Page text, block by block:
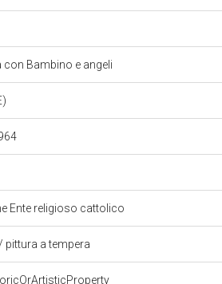
con Bambino e angeli
Ente religioso cattolico
pittura a tempera